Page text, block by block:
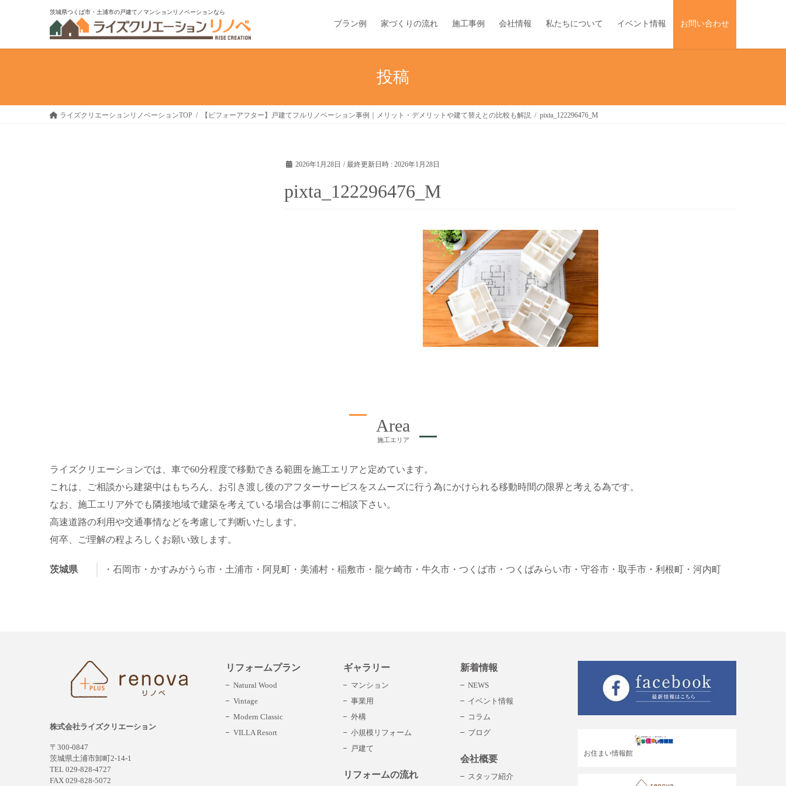
ン
キ
ー
に
茨城県つくば市・土浦市の戸建て／マンションリノベーションなら
プラン例 家づくりの流れ 施工事例 会社情報 私たちについて イベント情報 お問い合わせ
投稿
ライズクリエーションリノベーションTOP 【ビフォーアフター】戸建てフルリノベーション事例｜メリット・デメリットや建て替えとの比較も解説 pixta_122296476_M
2026年1月28日 / 最終更新日時 :2026年1月28日
pixta_122296476_M
Area
施工エリア
ライズクリエーションでは、車で60分程度で移動できる範囲を施工エリアと定めています。
これは、ご相談から建築中はもちろん、お引き渡し後のアフターサービスをスムーズに行う為にかけられる移動時間の限界と考える為です。
なお、施工エリア外でも隣接地域で建築を考えている場合は事前にご相談下さい。
高速道路の利用や交通事情などを考慮して判断いたします。
何卒、ご理解の程よろしくお願い致します。
茨城県 ・石岡市 ・かすみがうら市 ・土浦市 ・阿見町 ・美浦村 ・稲敷市 ・龍ケ崎市 ・牛久市 ・つくば市 ・つくばみらい市 ・守谷市 ・取手市 ・利根町 ・河内町
株式会社ライズクリエーション
〒300-0847
茨城県土浦市卸町2-14-1
TEL 029-828-4727
FAX 029-828-5072
リフォームプラン
Natural Wood
Vintage
Modern Classic
VILLA Resort
ギャラリー
マンション
事業用
外構
小規模リフォーム
戸建て
リフォームの流れ
新着情報
NEWS
イベント情報
コラム
ブログ
会社概要
スタッフ紹介
お住まい情報館